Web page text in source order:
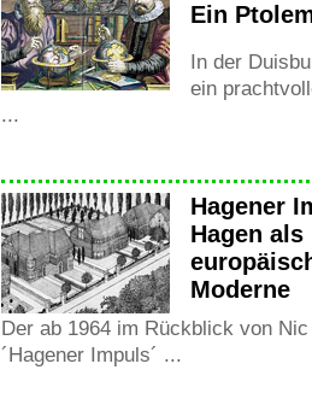
Ein
In der
ein
...
Hagener
Hagen
Moderne
Der ab 1964 im Rückblick von
´Hagener Impuls´ ...